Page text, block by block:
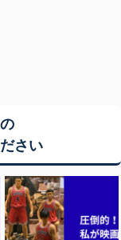
さい